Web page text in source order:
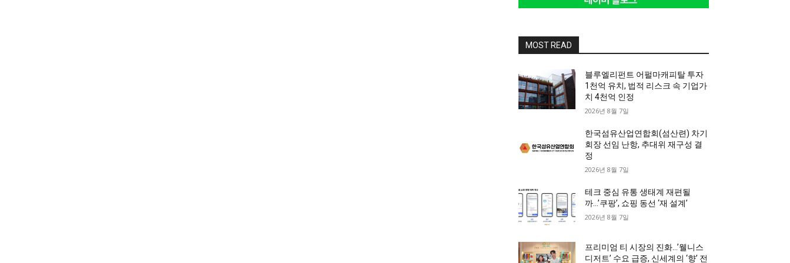
MOST READ
블루엘리펀트 어펄마캐피탈 투자
1천억 유치, 법적 리스크 속 기업가
치 4천억 인정
2026년 8월 7일
한국섬유산업연합회(섬산련) 차기
회장 선임 난항, 추대위 재구성 결
정
2026년 8월 7일
테크 중심 유통 생태계 재편될
까…’쿠팡’, 쇼핑 동선 ‘재 설계’
2026년 8월 7일
프리미엄 티 시장의 진화…’웰니스
디저트’ 수요 급증, 신세계의 ‘향’ 전